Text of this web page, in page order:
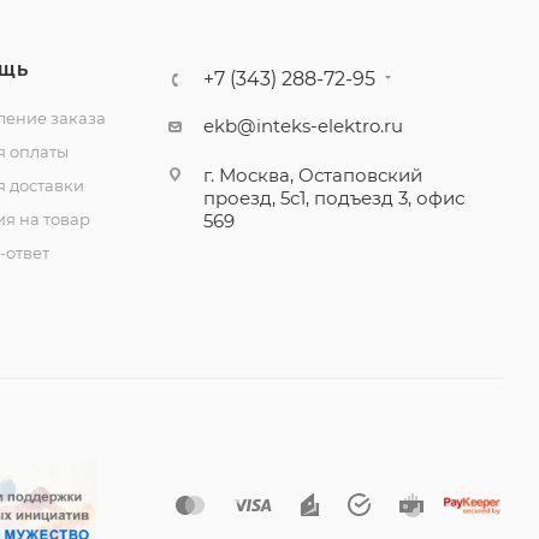
заказа
оплаты
доставки
на товар
+7 (343) 288-72-95
ekb@inteks-elektro.ru
г. Москва, Остаповский
проезд, 5с1, подъезд 3, офис
569